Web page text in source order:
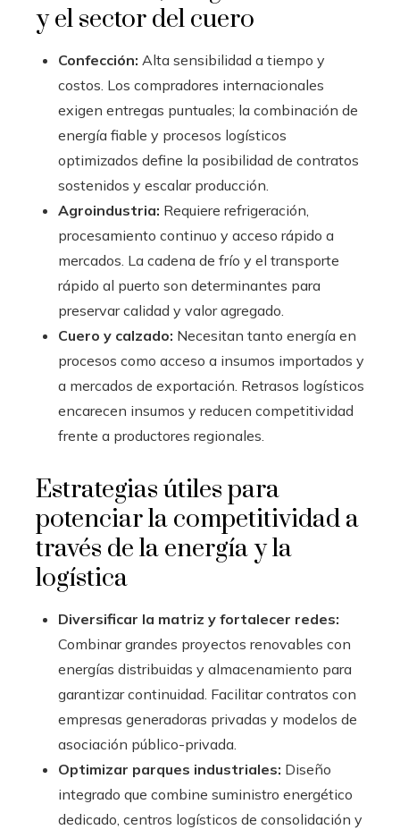
y el sector del cuero
Confección: Alta sensibilidad a tiempo y
costos. Los compradores internacionales
exigen entregas puntuales; la combinación de
energía fiable y procesos logísticos
optimizados define la posibilidad de contratos
sostenidos y escalar producción.
Agroindustria: Requiere refrigeración,
procesamiento continuo y acceso rápido a
mercados. La cadena de frío y el transporte
rápido al puerto son determinantes para
preservar calidad y valor agregado.
Cuero y calzado: Necesitan tanto energía en
procesos como acceso a insumos importados y
a mercados de exportación. Retrasos logísticos
encarecen insumos y reducen competitividad
frente a productores regionales.
Estrategias útiles para
potenciar la competitividad a
través de la energía y la
logística
Diversificar la matriz y fortalecer redes:
Combinar grandes proyectos renovables con
energías distribuidas y almacenamiento para
garantizar continuidad. Facilitar contratos con
empresas generadoras privadas y modelos de
asociación público-privada.
Optimizar parques industriales: Diseño
integrado que combine suministro energético
dedicado, centros logísticos de consolidación y